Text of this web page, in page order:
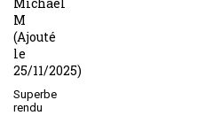
M
(Ajouté
le
25/11/2025)
Superbe
rendu